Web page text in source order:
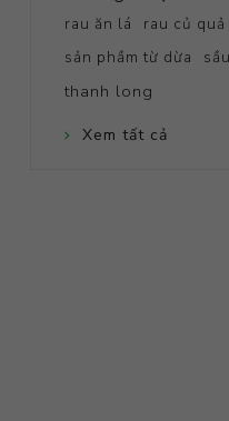
rau ăn lá rau củ quả
sản phầm từ dừa
thanh long
Xem tất cả